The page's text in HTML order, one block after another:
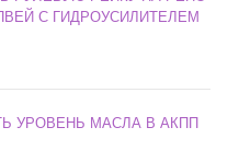
С ГИДРОУСИЛИТЕЛЕМ
УРОВЕНЬ МАСЛА В АКПП